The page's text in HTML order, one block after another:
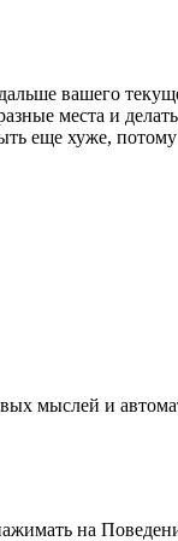
вашего
места и
еще хуже,
мыслей и
на